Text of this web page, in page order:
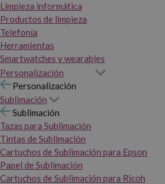
Limpieza informática
Productos de limpieza
Telefonía
Herramientas
Smartwatches y wearables
Personalización
Personalización
Sublimación
Sublimación
Tazas para Sublimación
Tintas de Sublimación
Cartuchos de Sublimación para Epson
Papel de Sublimación
Cartuchos de Sublimación para Ricoh